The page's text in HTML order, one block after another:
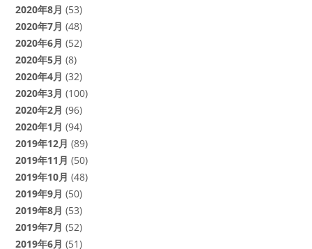
2020年8月 (53)
2020年7月 (48)
2020年6月 (52)
2020年5月 (8)
2020年4月 (32)
2020年3月 (100)
2020年2月 (96)
2020年1月 (94)
2019年12月 (89)
2019年11月 (50)
2019年10月 (48)
2019年9月 (50)
2019年8月 (53)
2019年7月 (52)
2019年6月 (51)